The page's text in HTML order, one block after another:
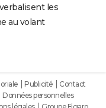
les
au volant
Publicité
Contact
Données personnelles